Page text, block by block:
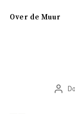
Over de Muur